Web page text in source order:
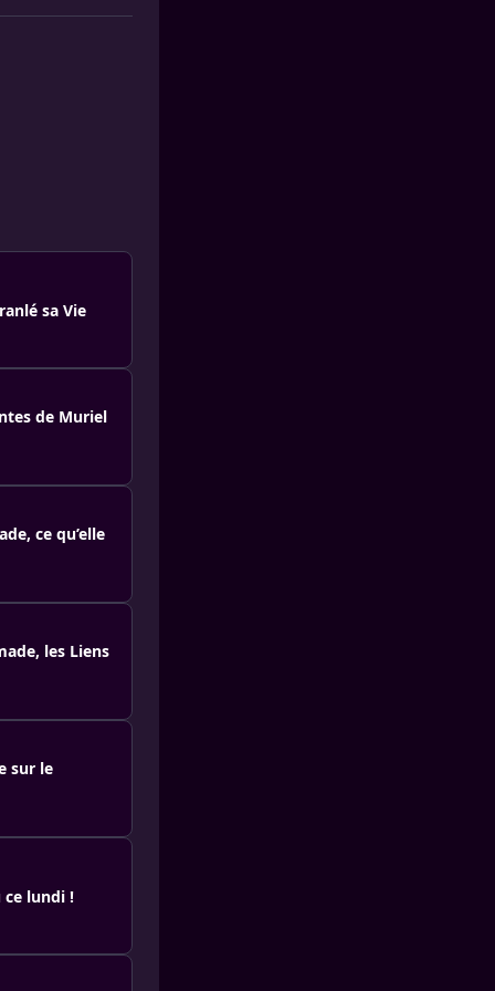
sa Vie
de Muriel
ce qu’elle
les Liens
sur le
lundi !